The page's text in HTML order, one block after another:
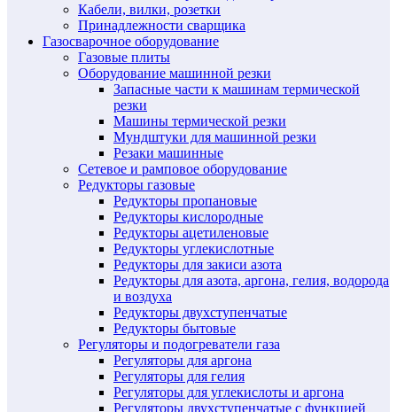
Кабели, вилки, розетки
Принадлежности сварщика
Газосварочное оборудование
Газовые плиты
Оборудование машинной резки
Запасные части к машинам термической
резки
Машины термической резки
Мундштуки для машинной резки
Резаки машинные
Сетевое и рамповое оборудование
Редукторы газовые
Редукторы пропановые
Редукторы кислородные
Редукторы ацетиленовые
Редукторы углекислотные
Редукторы для закиси азота
Редукторы для азота, аргона, гелия, водорода
и воздуха
Редукторы двухступенчатые
Редукторы бытовые
Регуляторы и подогреватели газа
Регуляторы для аргона
Регуляторы для гелия
Регуляторы для углекислоты и аргона
Регуляторы двухступенчатые c функцией